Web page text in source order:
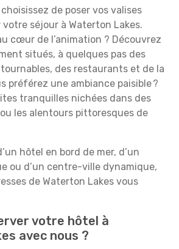
de poser vos valises
séjour à Waterton Lakes.
cœur de l’animation ? Découvrez
situés, à quelques pas des
des restaurants et de la
préférez une ambiance paisible ?
tranquilles nichées dans des
les alentours pittoresques de
hôtel en bord de mer, d’un
ou d’un centre-ville dynamique,
de Waterton Lakes vous
votre hôtel à
avec nous ?